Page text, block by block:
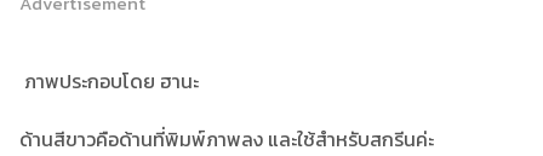
ภาพประกอบโดย ฮานะ
ด้านสีขาวคือด้านที่พิมพ์ภาพลง และใช้สำหรับสกรีนค่ะ